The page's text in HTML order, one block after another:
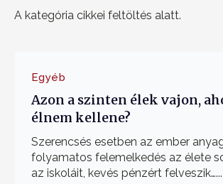
A kategória cikkei feltöltés alatt.
Egyéb
Azon a szinten élek vajon,
élnem kellene?
Szerencsés esetben az ember
folyamatos felemelkedés az élete
az iskoláit, kevés pénzért felveszik…...